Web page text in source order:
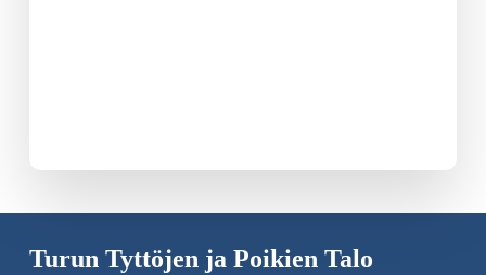
Turun Tyttöjen ja Poikien Talo